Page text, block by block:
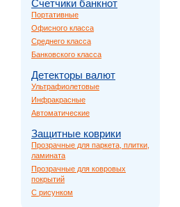
Счетчики банкнот
Портативные
Офисного класса
Среднего класса
Банковского класса
Детекторы валют
Ультрафиолетовые
Инфракрасные
Автоматические
Защитные коврики
Прозрачные для паркета, плитки,
ламината
Прозрачные для ковровых
покрытий
С рисунком